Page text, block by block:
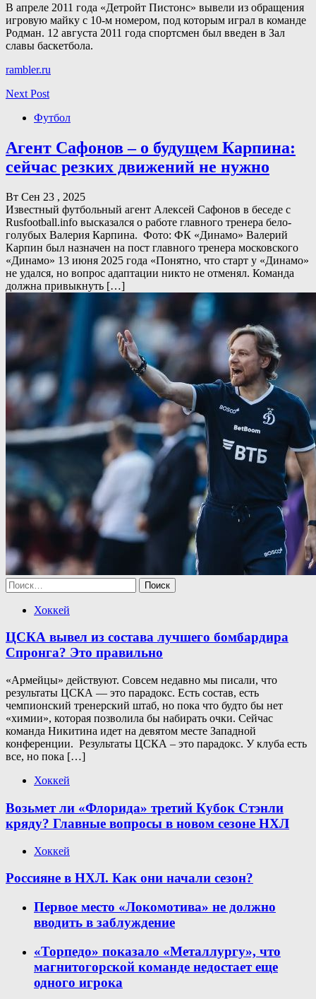
В апреле 2011 года «Детройт Пистонс» вывели из обращения
игровую майку с 10‑м номером, под которым играл в команде
Родман. 12 августа 2011 года спортсмен был введен в Зал
славы баскетбола.
rambler.ru
Next Post
Футбол
Агент Сафонов – о будущем Карпина:
сейчас резких движений не нужно
Вт Сен 23 , 2025
Известный футбольный агент Алексей Сафонов в беседе с
Rusfootball.info высказался о работе главного тренера бело-
голубых Валерия Карпина. Фото: ФК «Динамо» Валерий
Карпин был назначен на пост главного тренера московского
«Динамо» 13 июня 2025 года «Понятно, что старт у «Динамо»
не удался, но вопрос адаптации никто не отменял. Команда
должна привыкнуть […]
Найти:
Хоккей
ЦСКА вывел из состава лучшего бомбардира
Спронга? Это правильно
«Армейцы» действуют. Совсем недавно мы писали, что
результаты ЦСКА — это парадокс. Есть состав, есть
чемпионский тренерский штаб, но пока что будто бы нет
«химии», которая позволила бы набирать очки. Сейчас
команда Никитина идет на девятом месте Западной
конференции. Результаты ЦСКА – это парадокс. У клуба есть
все, но пока […]
Хоккей
Возьмет ли «Флорида» третий Кубок Стэнли
кряду? Главные вопросы в новом сезоне НХЛ
Хоккей
Россияне в НХЛ. Как они начали сезон?
Первое место «Локомотива» не должно
вводить в заблуждение
«Торпедо» показало «Металлургу», что
магнитогорской команде недостает еще
одного игрока